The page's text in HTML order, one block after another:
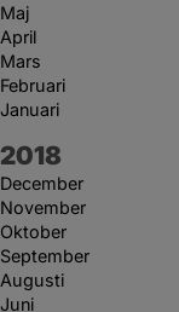
Maj
April
Mars
Februari
Januari
År:
2018
December
November
Oktober
September
Augusti
Juni